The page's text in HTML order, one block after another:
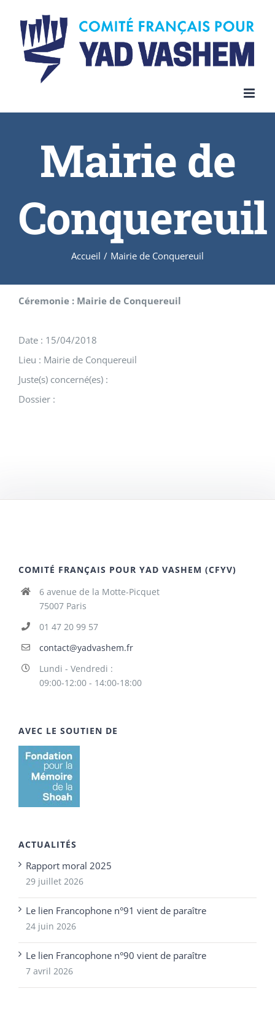
content
Mairie de
Conquereuil
Accueil / Mairie de Conquereuil
Céremonie : Mairie de Conquereuil
Date : 15/04/2018
Lieu : Mairie de Conquereuil
Juste(s) concerné(es) :
Dossier :
COMITÉ FRANÇAIS POUR YAD VASHEM (CFYV)
6 avenue de la Motte-Picquet
75007 Paris
01 47 20 99 57
contact@yadvashem.fr
Lundi - Vendredi :
09:00-12:00 - 14:00-18:00
AVEC LE SOUTIEN DE
ACTUALITÉS
Rapport moral 2025
29 juillet 2026
Le lien Francophone n°91 vient de paraître
24 juin 2026
Le lien Francophone n°90 vient de paraître
7 avril 2026